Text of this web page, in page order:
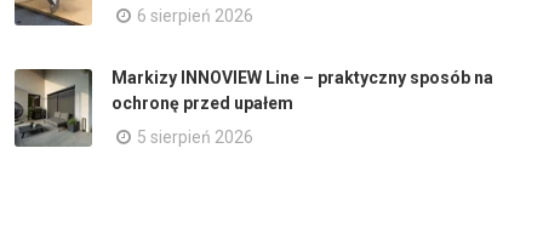
6 sierpień 2026
Markizy INNOVIEW Line – praktyczny sposób na
ochronę przed upałem
5 sierpień 2026